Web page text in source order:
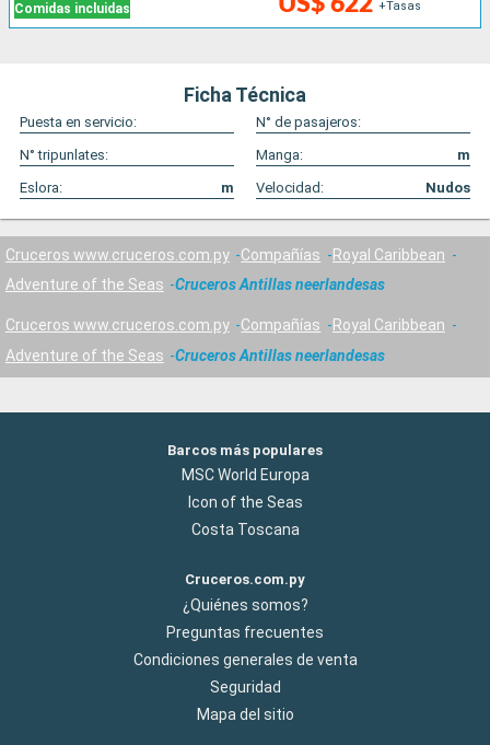
Comidas incluidas +Tasas
Ficha Técnica
Puesta en servicio:
N° de pasajeros:
N° tripunlates:
Manga:
m
Eslora:
m Velocidad: Nudos
Cruceros www.cruceros.com.py Compañías
Royal Caribbean
Adventure of the Seas
Cruceros Antillas neerlandesas
Cruceros www.cruceros.com.py Compañías
Royal Caribbean
Adventure of the Seas
Cruceros Antillas neerlandesas
Barcos más populares
MSC World Europa
Icon of the Seas
Costa Toscana
Cruceros.com.py
¿Quiénes somos?
Preguntas frecuentes
Condiciones generales de venta
Seguridad
Mapa del sitio